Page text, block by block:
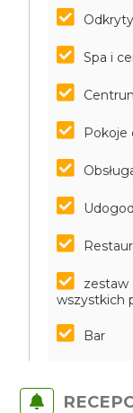
Spa i
Pokoje
zestaw
wszystkich
Bar